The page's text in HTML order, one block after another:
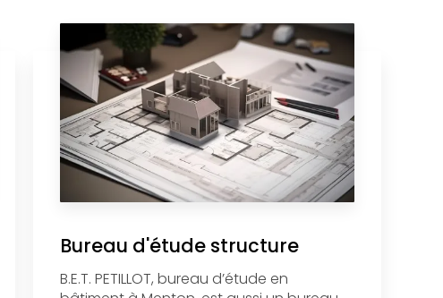
Bureau d'étude structure
B.E.T. PETILLOT, bureau d’étude en